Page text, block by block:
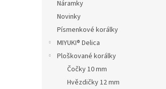
Náramky
Novinky
Písmenkové korálky
MIYUKI® Delica
Ploškované korálky
Čočky 10 mm
Hvězdičky 12 mm